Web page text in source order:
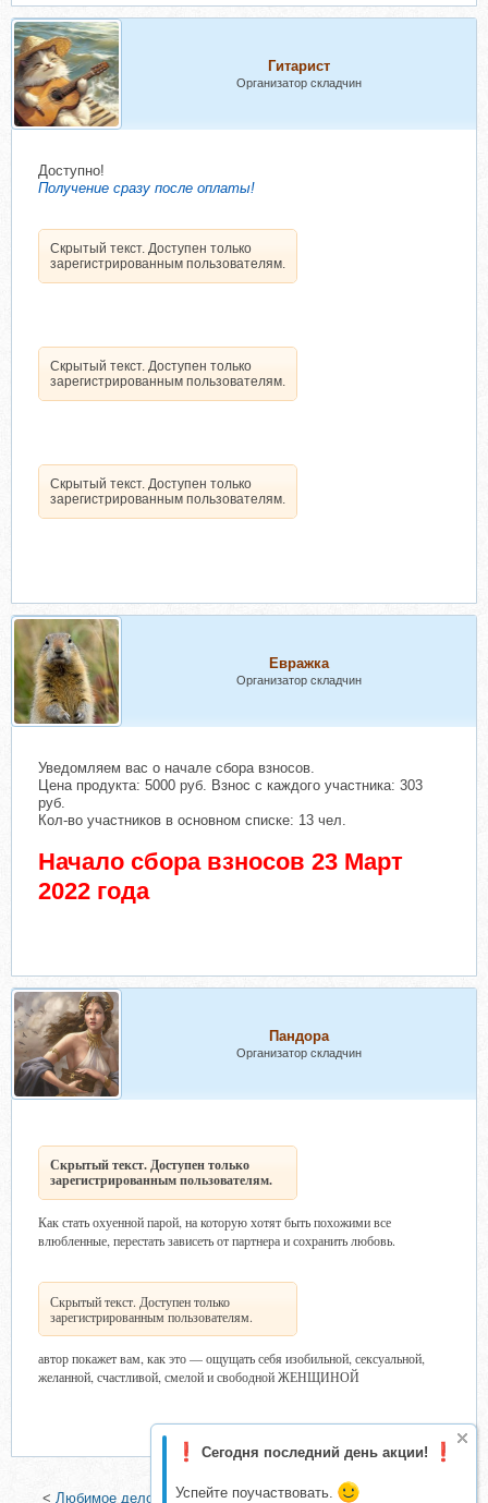
Сегодня последний день акции!
Успейте поучаствовать.
Гитарист
Организатор складчин
Доступно!
Получение сразу после оплаты!
Скрытый текст. Доступен только
зарегистрированным пользователям.
Скрытый текст. Доступен только
зарегистрированным пользователям.
Скрытый текст. Доступен только
зарегистрированным пользователям.
Евражкa
Организатор складчин
Уведомляем вас о начале сбора взносов.
Цена продукта: 5000 руб. Взнос с каждого участника: 303
руб.
Кол-во участников в основном списке: 13 чел.
Начало сбора взносов 23 Март
2022 года
Пандора
Организатор складчин
Скрытый текст. Доступен только
зарегистрированным пользователям.
Как стать охуенной парой, на которую хотят быть похожими все
влюбленные, перестать зависеть от партнера и сохранить любовь.
Скрытый текст. Доступен только
зарегистрированным пользователям.
автор покажет вам, как это — ощущать себя изобильной, сексуальной,
желанной, счастливой, смелой и свободной ЖЕНЩИНОЙ
< Любимое дело, 2019 (Екатерина Новопашина)